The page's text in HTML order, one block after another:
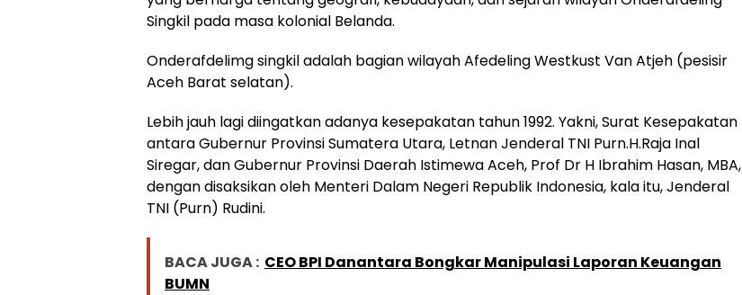
Singkil pada masa kolonial Belanda.
Onderafdelimg singkil adalah bagian wilayah Afedeling Westkust Van Atjeh (pesisir
Aceh Barat selatan).
Lebih jauh lagi diingatkan adanya kesepakatan tahun 1992. Yakni, Surat Kesepakatan
antara Gubernur Provinsi Sumatera Utara, Letnan Jenderal TNI Purn.H.Raja Inal
Siregar, dan Gubernur Provinsi Daerah Istimewa Aceh, Prof Dr H Ibrahim Hasan, MBA,
dengan disaksikan oleh Menteri Dalam Negeri Republik Indonesia, kala itu, Jenderal
TNI (Purn) Rudini.
BACA JUGA : CEO BPI Danantara Bongkar Manipulasi Laporan Keuangan
BUMN